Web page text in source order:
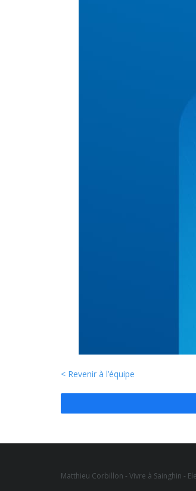
< Revenir à l’équipe
Matthieu Corbillon - Vivre à Sainghin -